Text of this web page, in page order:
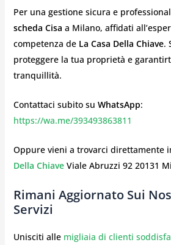
Per una gestione sicura e
scheda Cisa a Milano, affidati
competenza de La Casa Della Chiave.
proteggere la tua proprietà e
tranquillità.
Contattaci subito su WhatsApp:
https://wa.me/393493863811
Oppure vieni a trovarci direttamente
Della Chiave Viale Abruzzi 92 20131
Rimani Aggiornato Sui
Servizi
Unisciti alle migliaia di clienti